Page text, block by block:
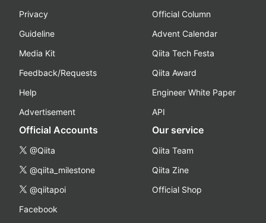
Privacy
Guideline
Media Kit
Feedback/Requests
Help
Advertisement
Official Column
Advent Calendar
Qiita Tech Festa
Qiita Award
Engineer White Paper
API
Official Accounts
@Qiita
@qiita_milestone
@qiitapoi
Facebook
Our service
Qiita Team
Qiita Zine
Official Shop